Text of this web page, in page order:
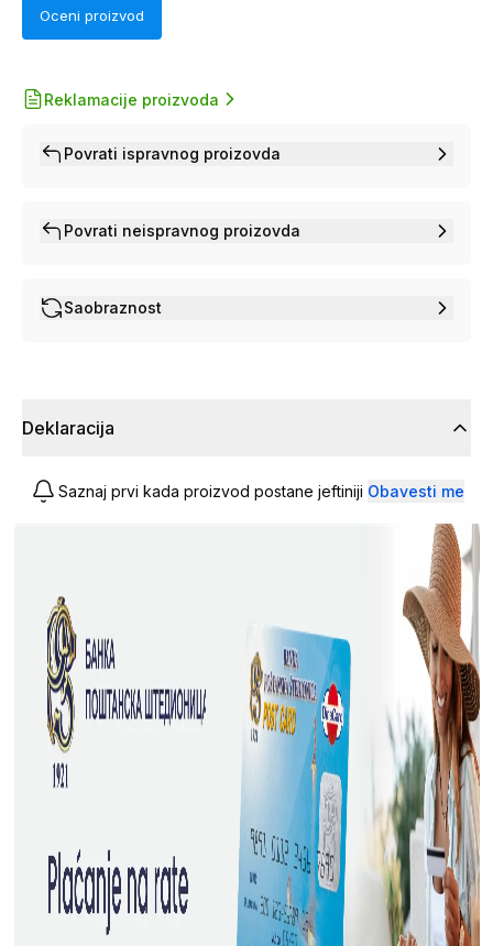
Oceni proizvod
Reklamacije proizvoda
Povrati ispravnog proizovda
Povrati neispravnog proizovda
Saobraznost
Deklaracija
Saznaj prvi kada proizvod postane jeftiniji Obavesti me